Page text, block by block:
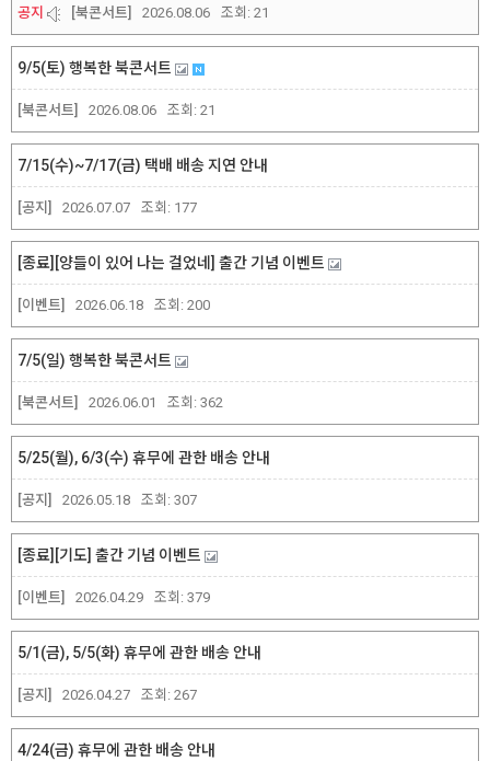
공지 [북콘서트] 2026.08.06 조회: 21
[북콘서트]
9/5(토) 행복한 북콘서트
2026.08.06 조회: 21
[공지]
7/15(수)~7/17(금) 택배 배송 지연 안내
2026.07.07 조회: 177
[이벤트]
[종료][양들이 있어 나는 걸었네] 출간 기념 이벤트
2026.06.18 조회: 200
[북콘서트]
7/5(일) 행복한 북콘서트
2026.06.01 조회: 362
[공지]
5/25(월), 6/3(수) 휴무에 관한 배송 안내
2026.05.18 조회: 307
[이벤트]
[종료][기도] 출간 기념 이벤트
2026.04.29 조회: 379
[공지]
5/1(금), 5/5(화) 휴무에 관한 배송 안내
2026.04.27 조회: 267
4/24(금) 휴무에 관한 배송 안내